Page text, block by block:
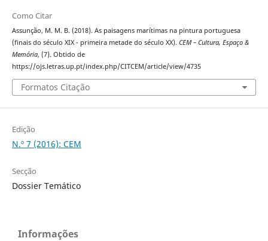
Como Citar
Assunção, M. M. B. (2018). As paisagens marítimas na pintura portuguesa
(finais do século XIX - primeira metade do século XX). CEM – Cultura, Espaço &
Memória, (7). Obtido de
https://ojs.letras.up.pt/index.php/CITCEM/article/view/4735
Formatos Citação
Edição
N.º 7 (2016): CEM
Secção
Dossier Temático
Informações